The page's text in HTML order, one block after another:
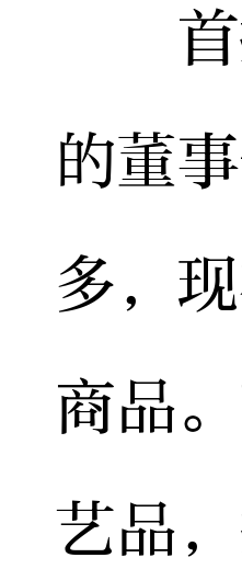
首
的董
多，
商品
艺品